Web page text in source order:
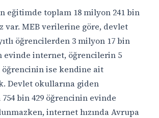
eğitimde toplam 18 milyon 241 bin
var. MEB verilerine göre, devlet
öğrencilerden 3 milyon 17 bin
evinde internet, öğrencilerin 5
ise kendine ait
Devlet okullarına giden
bin 429 öğrencinin evinde
internet hızında Avrupa